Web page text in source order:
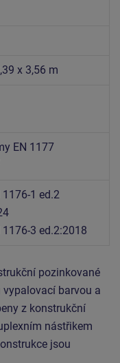
x 3,56 m
EN 1177
1176-1 ed.2
1176-3 ed.2:2018
pozinkované
barvou a
z konstrukční
nástřikem
jsou